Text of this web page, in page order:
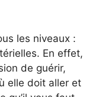
les niveaux :
En effet,
de guérir,
elle doit aller et